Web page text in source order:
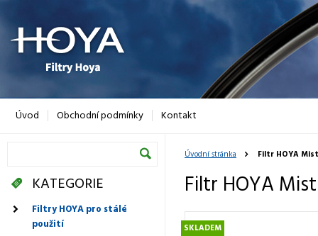
Úvodní stránka Filtr HOYA
Filtr HOYA
SKLADEM
KATEGORIE
Filtry HOYA pro stálé
použití
Úvod Obchodní podmínky Kontakt